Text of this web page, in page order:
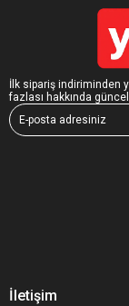
İlk sipariş indiriminden
fazlası hakkında güncel
İletişim